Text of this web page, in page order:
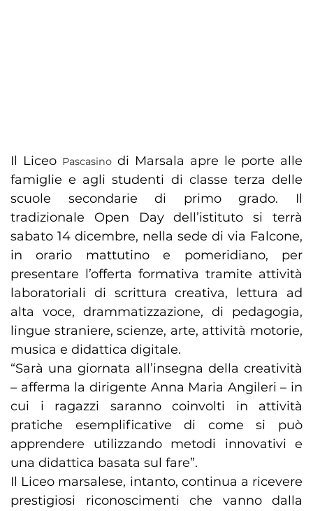
Il Liceo Pascasino di Marsala apre le porte alle
famiglie e agli studenti di classe terza delle
scuole secondarie di primo grado. Il
tradizionale Open Day dell’istituto si terrà
sabato 14 dicembre, nella sede di via Falcone,
in orario mattutino e pomeridiano, per
presentare l’offerta formativa tramite attività
laboratoriali di scrittura creativa, lettura ad
alta voce, drammatizzazione, di pedagogia,
lingue straniere, scienze, arte, attività motorie,
musica e didattica digitale.
“Sarà una giornata all’insegna della creatività
– afferma la dirigente Anna Maria Angileri – in
cui i ragazzi saranno coinvolti in attività
pratiche esemplificative di come si può
apprendere utilizzando metodi innovativi e
una didattica basata sul fare”.
Il Liceo marsalese, intanto, continua a ricevere
prestigiosi riconoscimenti che vanno dalla